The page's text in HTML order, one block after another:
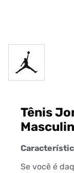
Tênis
Se você é